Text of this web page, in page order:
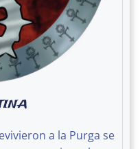
a la Purga se